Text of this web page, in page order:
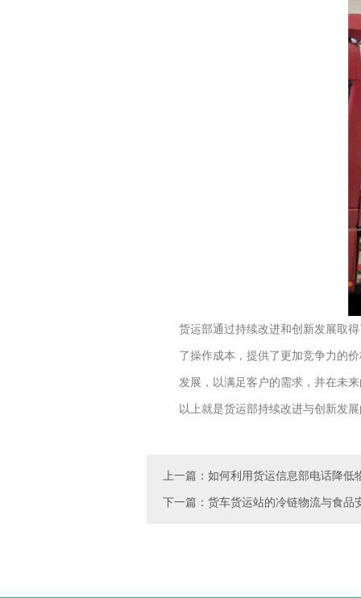
货运部通过持续改进和创新发展取
了操作成本，提供了更加竞争力的
发展，以满足客户的需求，并在未
以上就是货运部持续改进与创新发
上一篇：如何利用货运信息部电话降低
下一篇：货车货运站的冷链物流与食品